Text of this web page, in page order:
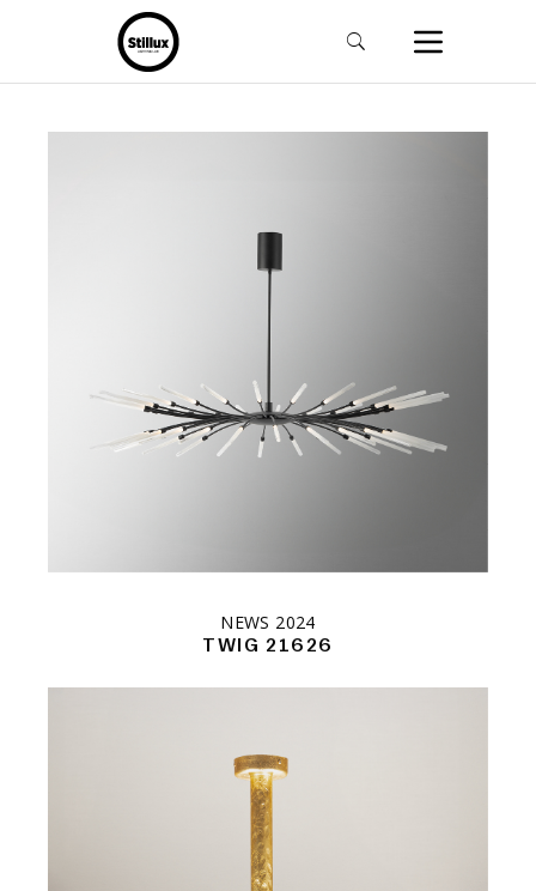
NEWS 2024
TWIG 21626